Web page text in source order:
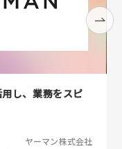
し、業務をスピ
ヤーマン株式会社